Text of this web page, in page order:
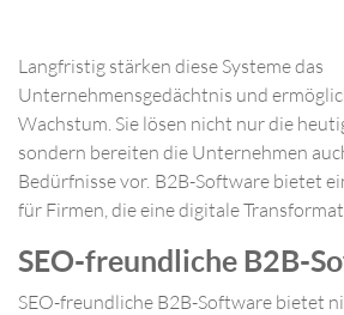
Langfristig stärken diese Systeme das
Unternehmensgedächtnis und
Wachstum. Sie lösen nicht nur die
sondern bereiten die Unternehmen
Bedürfnisse vor. B2B-Software bietet
für Firmen, die eine digitale
SEO-freundliche B2B-
SEO-freundliche B2B-Software bietet